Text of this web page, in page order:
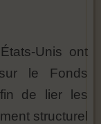
Unis ont
le Fonds
de lier les
structurel